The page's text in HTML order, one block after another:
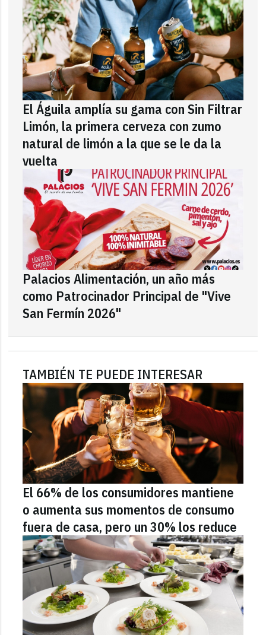
El Águila amplía su gama con Sin Filtrar
Limón, la primera cerveza con zumo
natural de limón a la que se le da la
vuelta
Palacios Alimentación, un año más
como Patrocinador Principal de "Vive
San Fermín 2026"
TAMBIÉN TE PUEDE INTERESAR
El 66% de los consumidores mantiene
o aumenta sus momentos de consumo
fuera de casa, pero un 30% los reduce